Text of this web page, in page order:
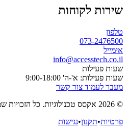
שירות לקוחות
טלפון
073-2476500
אימייל
info@accesstech.co.il
שעות פעילות
שעות פעילות: א'-ה' 9:00-18:00
מעבר לעמוד צור קשר
© 2026 אקסס טכנולוגיות. כל הזכויות שמורות.
פרטיות•תקנון•נגישות